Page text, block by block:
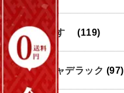
いすゞ (119)
キャデラック (97)